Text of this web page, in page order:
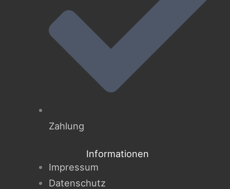
Zahlung
Informationen
Impressum
Datenschutz